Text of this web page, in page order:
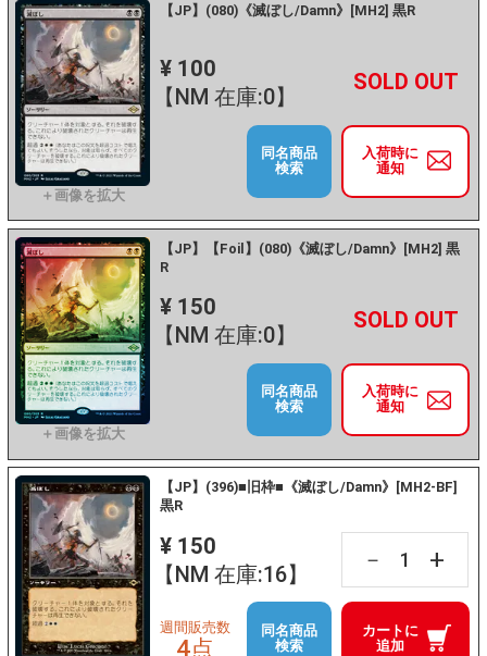
【JP】(080)《滅ぼし/Damn》[MH2] 黒R
¥ 100
【NM 在庫:0】
－ +
入荷時に
通知
同名商品
検索
【JP】【Foil】(080)《滅ぼし/Damn》[MH2] 黒
R
¥ 150
【NM 在庫:0】
－ +
入荷時に
通知
同名商品
検索
【JP】(396)■旧枠■《滅ぼし/Damn》[MH2-BF]
黒R
¥ 150
【NM 在庫:16】
－ +
カートに
追加
週間販売数
4点
同名商品
検索